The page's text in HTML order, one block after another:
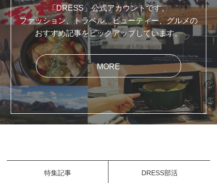
「DRESS」公式アカウントです。
ファッション、トラベル、ビューティー、グルメの
おすすめ記事をピックアップしています。
MORE
特集記事 DRESS部活